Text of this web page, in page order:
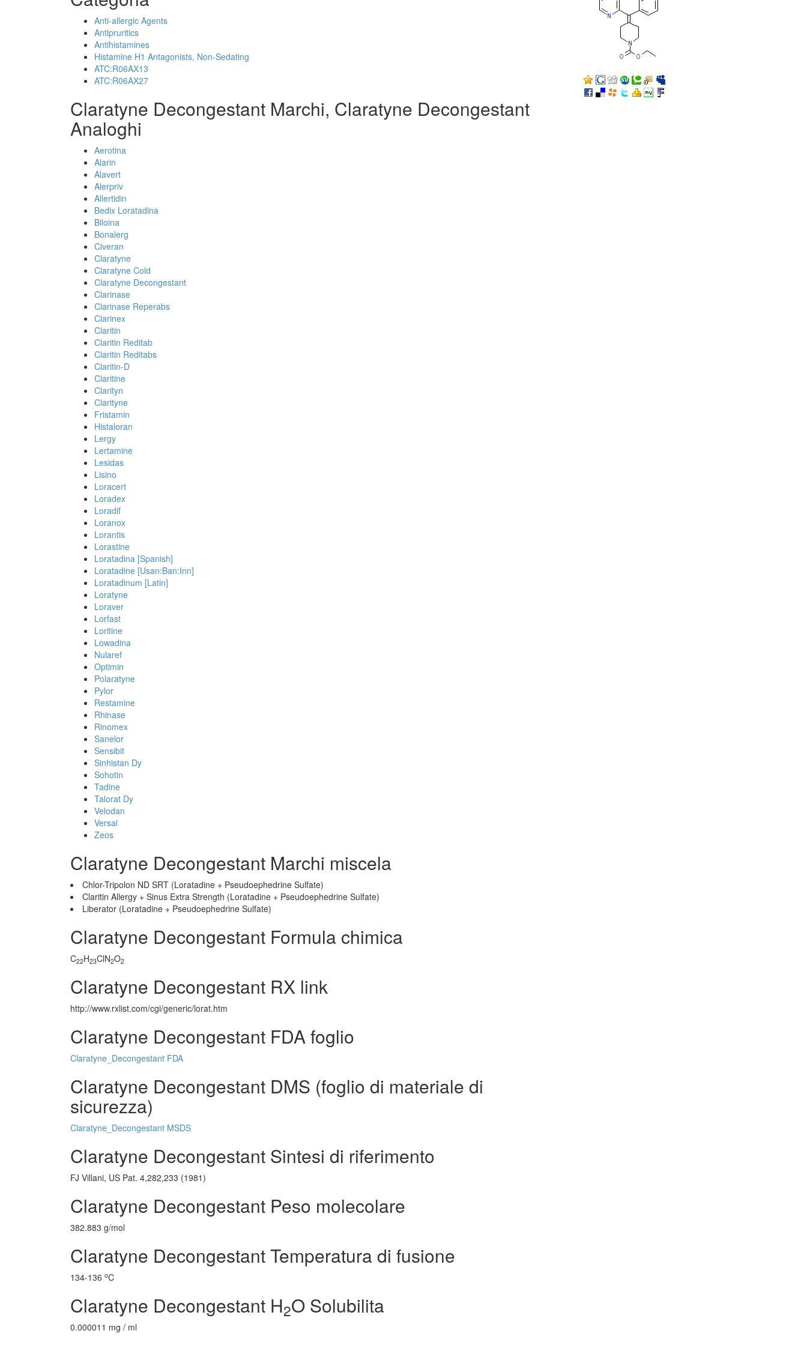
Anti-allergic Agents
Antipruritics
Antihistamines
Histamine H1 Antagonists, Non-Sedating
ATC:R06AX13
ATC:R06AX27
Claratyne Decongestant Marchi, Claratyne Decongestant
Analoghi
Aerotina
Alarin
Alavert
Alerpriv
Allertidin
Bedix Loratadina
Biloina
Bonalerg
Civeran
Claratyne
Claratyne Cold
Claratyne Decongestant
Clarinase
Clarinase Reperabs
Clarinex
Claritin
Claritin Reditab
Claritin Reditabs
Claritin-D
Claritine
Clarityn
Clarityne
Fristamin
Histaloran
Lergy
Lertamine
Lesidas
Lisino
Loracert
Loradex
Loradif
Loranox
Lorantis
Lorastine
Loratadina [Spanish]
Loratadine [Usan:Ban:Inn]
Loratadinum [Latin]
Loratyne
Loraver
Lorfast
Loritine
Lowadina
Nularef
Optimin
Polaratyne
Pylor
Restamine
Rhinase
Rinomex
Sanelor
Sensibit
Sinhistan Dy
Sohotin
Tadine
Talorat Dy
Velodan
Versal
Zeos
Claratyne Decongestant Marchi miscela
Chlor-Tripolon ND SRT (Loratadine + Pseudoephedrine Sulfate)
Claritin Allergy + Sinus Extra Strength (Loratadine + Pseudoephedrine Sulfate)
Liberator (Loratadine + Pseudoephedrine Sulfate)
Claratyne Decongestant Formula chimica
C22H23ClN2O2
Claratyne Decongestant RX link
http://www.rxlist.com/cgi/generic/lorat.htm
Claratyne Decongestant FDA foglio
Claratyne_Decongestant FDA
Claratyne Decongestant DMS (foglio di materiale di
sicurezza)
Claratyne_Decongestant MSDS
Claratyne Decongestant Sintesi di riferimento
FJ Villani, US Pat. 4,282,233 (1981)
Claratyne Decongestant Peso molecolare
382.883 g/mol
Claratyne Decongestant Temperatura di fusione
134-136 oC
Claratyne Decongestant H2O Solubilita
0.000011 mg / ml